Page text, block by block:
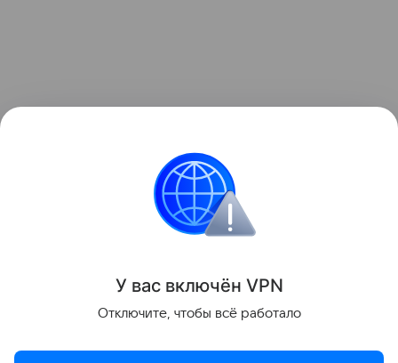
У вас включён VPN
Отключите, чтобы всё работало